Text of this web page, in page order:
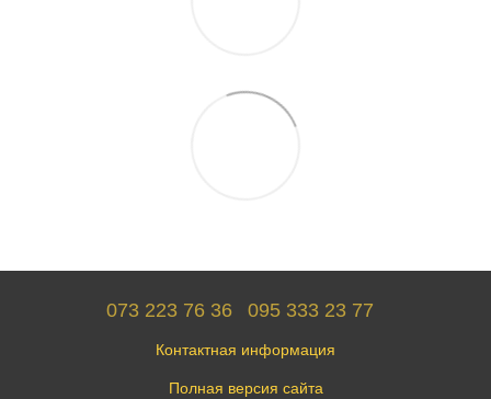
073 223 76 36 095 333 23 77
Контактная информация
Полная версия сайта